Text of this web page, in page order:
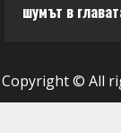
шумът в
Copyright © All